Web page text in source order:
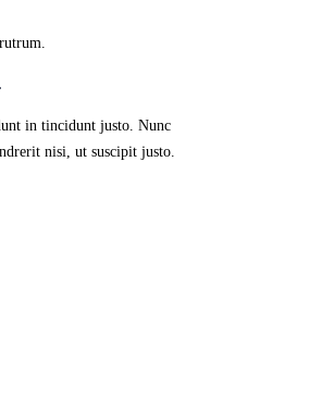
in tincidunt justo. Nunc
nisi, ut suscipit justo.